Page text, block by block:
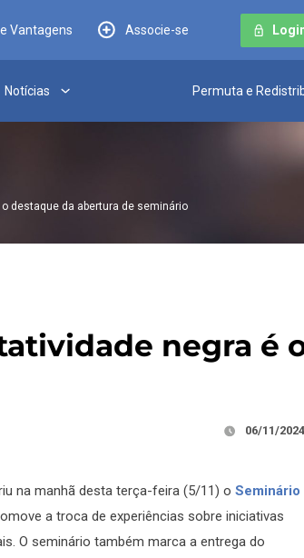
Vantagens Associe-se
Notícias Permuta e
destaque da abertura de seminário
negra é
06/11/2024
na manhã desta terça-feira (5/11) o Seminário
a troca de experiências sobre iniciativas
O seminário também marca a entrega do